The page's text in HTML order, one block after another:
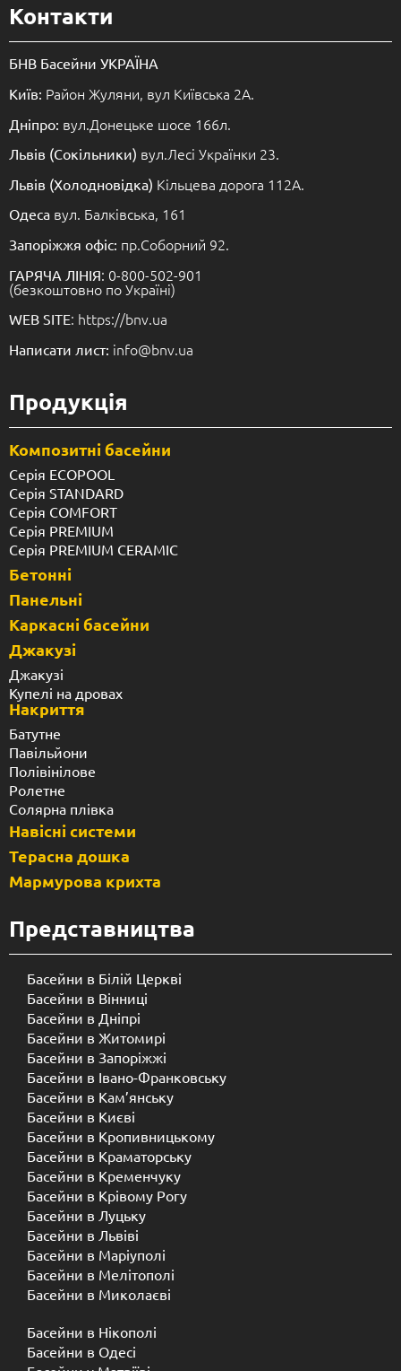
Контакти
БНВ Басейни УКРАЇНА
Київ: Район Жуляни, вул Київська 2А.
Дніпро: вул.Донецьке шосе 166л.
Львів (Сокільники) вул.Лесі Українки 23.
Львів (Холодновідка) Кільцева дорога 112А.
Одеса вул. Балківська, 161
Запоріжжя офіс: пр.Соборний 92.
ГАРЯЧА ЛІНІЯ: 0-800-502-901
(безкоштовно по Україні)
WEB SITE: https://bnv.ua
Написати лист: info@bnv.ua
Продукція
Композитні басейни
Серія ECOPOOL
Серія STANDARD
Серія COMFORT
Серія PREMIUM
Серія PREMIUM CERAMIC
Бетонні
Панельні
Каркасні басейни
Джакузі
Джакузі
Купелі на дровах
Накриття
Батутне
Павільйони
Полівінілове
Ролетне
Солярна плівка
Навісні системи
Терасна дошка
Мармурова крихта
Представництва
Басейни в Білій Церкві
Басейни в Вінниці
Басейни в Дніпрі
Басейни в Житомирі
Басейни в Запоріжжі
Басейни в Івано-Франковську
Басейни в Кам’янську
Басейни в Києві
Басейни в Кропивницькому
Басейни в Краматорську
Басейни в Кременчуку
Басейни в Крівому Рогу
Басейни в Луцьку
Басейни в Львіві
Басейни в Маріуполі
Басейни в Мелітополі
Басейни в Миколаєві
Басейни в Нікополі
Басейни в Одесі